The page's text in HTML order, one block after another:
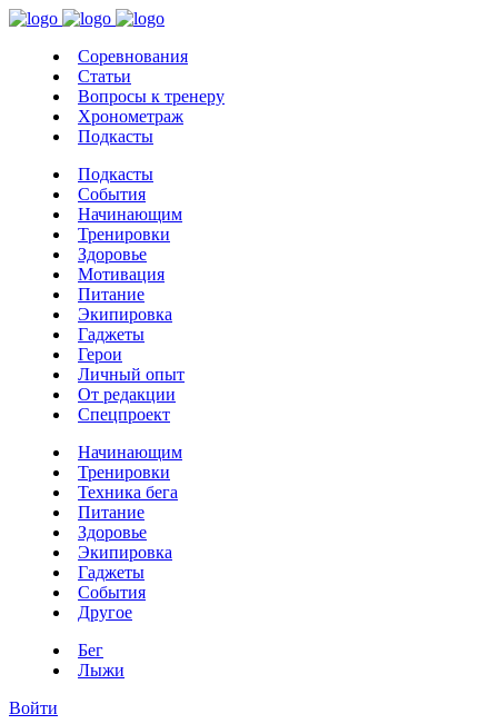
Соревнования
Статьи
Вопросы к тренеру
Хронометраж
Подкасты
Подкасты
События
Начинающим
Тренировки
Здоровье
Мотивация
Питание
Экипировка
Гаджеты
Герои
Личный опыт
От редакции
Спецпроект
Начинающим
Тренировки
Техника бега
Питание
Здоровье
Экипировка
Гаджеты
События
Другое
Бег
Лыжи
Войти